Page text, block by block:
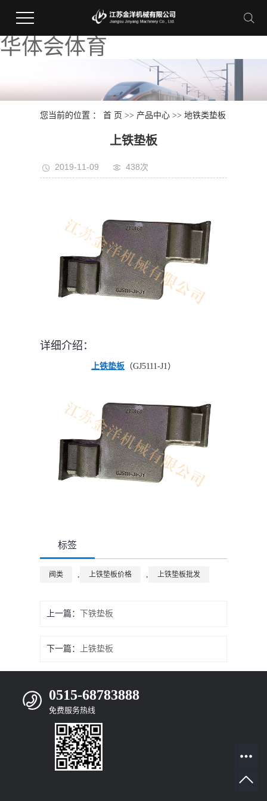
华体会体育
您当前的位置 ：首 页 >> 产品中心 >>地铁类垫板
上铁垫板
2019-11-09 438次
详细介绍：
上铁垫板 （GJ5111-J1）
标签
阀类 , 上铁垫板价格 , 上铁垫板批发
上一篇： 下铁垫板
下一篇： 上铁垫板
0515-68783888
免费服务热线